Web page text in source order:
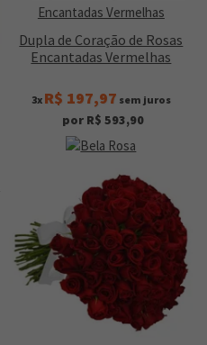
Dupla de Coração de Rosas
Encantadas Vermelhas
3x R$ 197,97 sem juros
por R$ 593,90